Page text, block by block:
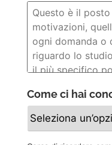
Come ci hai